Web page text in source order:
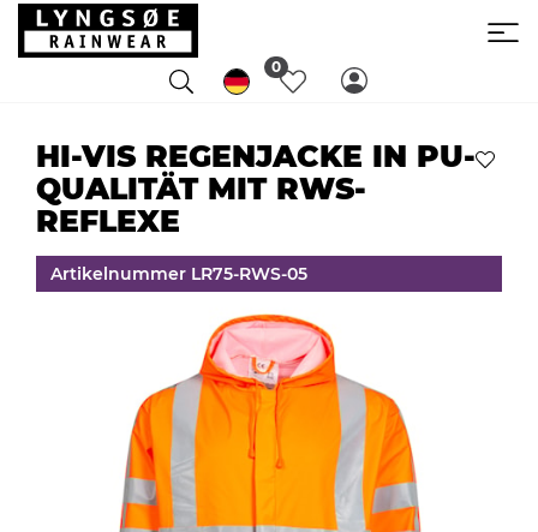
0
HI-VIS REGENJACKE IN PU-
QUALITÄT MIT RWS-
REFLEXE
Artikelnummer LR75-RWS-05